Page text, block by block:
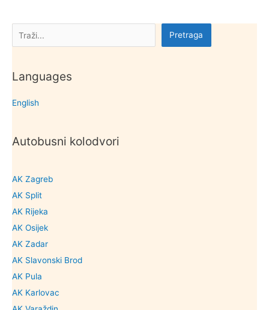
Pretraga Pretraga
Languages
English
Autobusni kolodvori
AK Zagreb
AK Split
AK Rijeka
AK Osijek
AK Zadar
AK Slavonski Brod
AK Pula
AK Karlovac